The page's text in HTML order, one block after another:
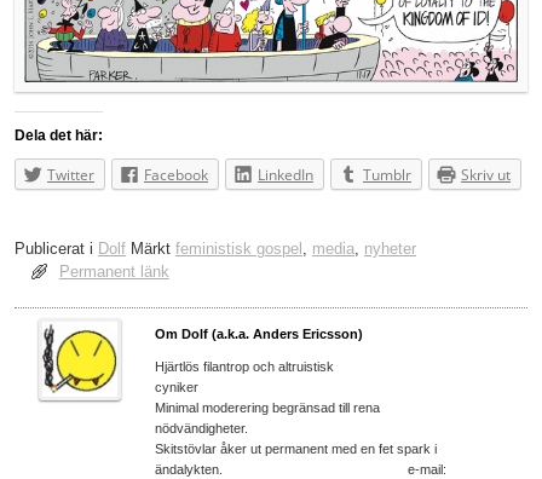
Dela det här:
Twitter Facebook LinkedIn Tumblr Skriv ut
Publicerat i Dolf Märkt feministisk gospel , media, nyheter
Permanent länk
Om Dolf (a.k.a. Anders Ericsson)
Hjärtlös filantrop och altruistisk
cyniker
Minimal moderering begränsad till rena
nödvändigheter.
Skitstövlar åker ut permanent med en fet spark i
ändalykten. e-mail: